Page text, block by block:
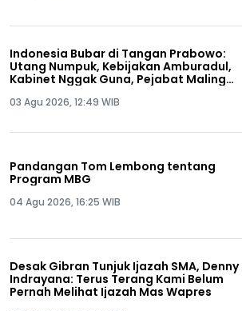
Indonesia Bubar di Tangan Prabowo:
Utang Numpuk, Kebijakan Amburadul,
Kabinet Nggak Guna, Pejabat Maling
03 Agu 2026, 12:49 WIB
Pandangan Tom Lembong tentang
Program MBG
04 Agu 2026, 16:25 WIB
Desak Gibran Tunjuk Ijazah SMA, Denny
Indrayana: Terus Terang Kami Belum
Pernah Melihat Ijazah Mas Wapres